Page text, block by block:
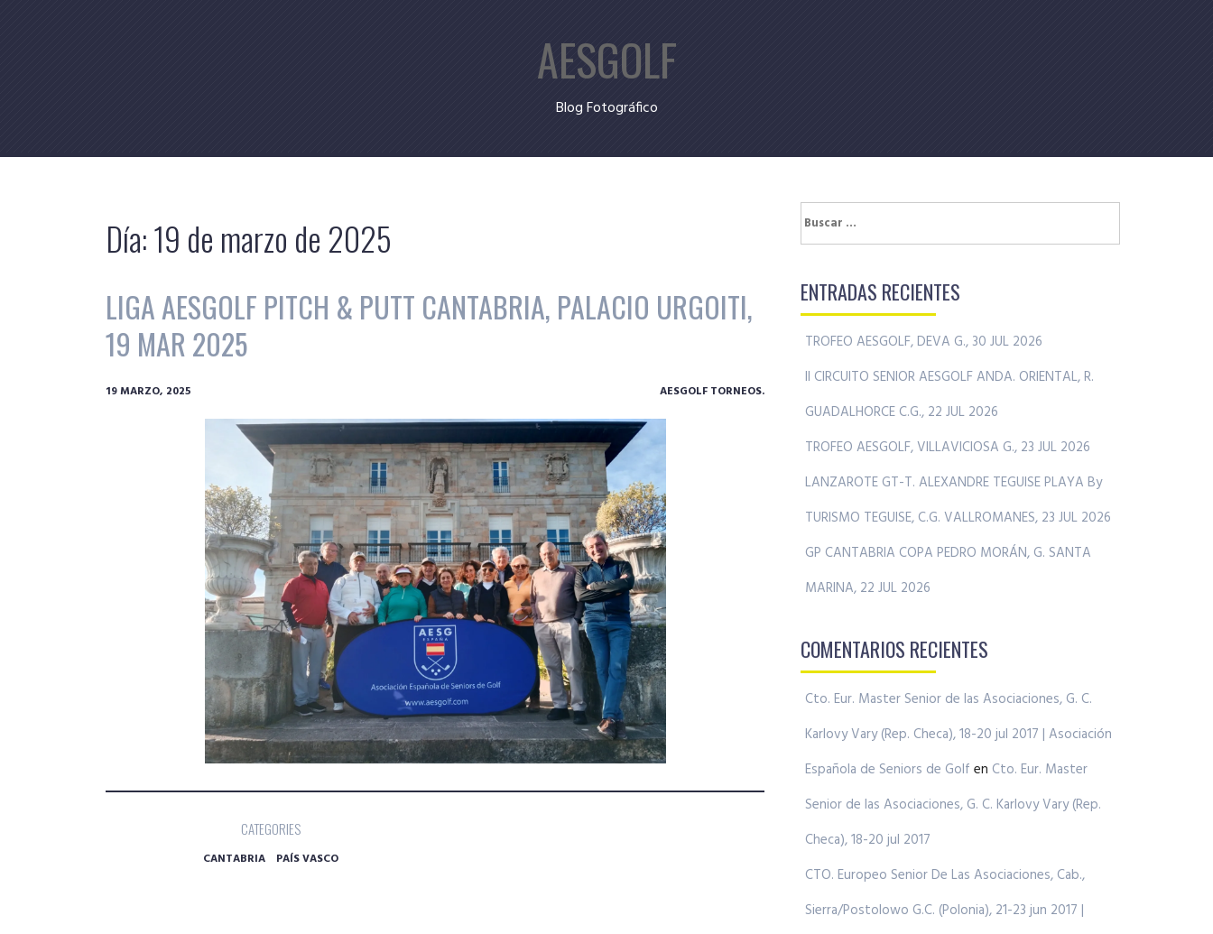
AESGOLF
Blog Fotográfico
Día:19 de marzo de 2025
LIGA AESGOLF PITCH & PUTT CANTABRIA, PALACIO URGOITI,
19 MAR 2025
19 MARZO, 2025 AESGOLF TORNEOS.
CATEGORIES
CANTABRIA PAÍS VASCO
Buscar:
ENTRADAS RECIENTES
TROFEO AESGOLF, DEVA G., 30 JUL 2026
II CIRCUITO SENIOR AESGOLF ANDA. ORIENTAL, R.
GUADALHORCE C.G., 22 JUL 2026
TROFEO AESGOLF, VILLAVICIOSA G., 23 JUL 2026
LANZAROTE GT-T. ALEXANDRE TEGUISE PLAYA By
TURISMO TEGUISE, C.G. VALLROMANES, 23 JUL 2026
GP CANTABRIA COPA PEDRO MORÁN, G. SANTA
MARINA, 22 JUL 2026
COMENTARIOS RECIENTES
Cto. Eur. Master Senior de las Asociaciones, G. C.
Karlovy Vary (Rep. Checa), 18-20 jul 2017 | Asociación
Española de Seniors de Golf en Cto. Eur. Master
Senior de las Asociaciones, G. C. Karlovy Vary (Rep.
Checa), 18-20 jul 2017
CTO. Europeo Senior De Las Asociaciones, Cab.,
Sierra/Postolowo G.C. (Polonia), 21-23 jun 2017 |